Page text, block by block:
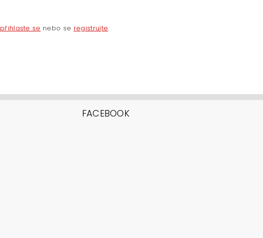
přihlaste se nebo se registrujte.
FACEBOOK